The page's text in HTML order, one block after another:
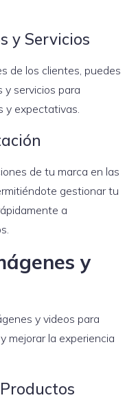
y Servicios
de los clientes, puedes
y servicios para
y expectativas.
de tu marca en las
gestionar tu
a
y
y videos para
mejorar la experiencia